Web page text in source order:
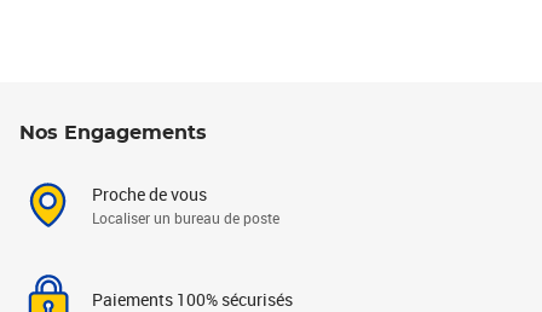
Nos Engagements
Proche de vous
Localiser un bureau de poste
Paiements 100% sécurisés